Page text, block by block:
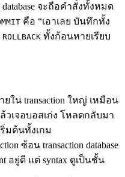
database จะถือคำสั่งทั้งหมด
คือ “เอาเลย บันทึกทั้ง
ROLLBACK ทั้งก้อนหายเรียบ
ใน transaction ใหญ่ เหมือน
ล้วเจอบอสเก่ง โหลดกลับมา
มต้นทั้งเกม
ซ้อน transaction database
อยู่ดี แต่ syntax ดูเป็นชั้น